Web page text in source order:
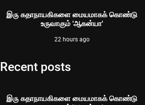
இரு கதாநாயகிகளை மையமாகக் கொண்டு
உருவாகும் 'ஆகன்யா'
22 hours ago
Recent posts
இரு கதாநாயகிகளை மையமாகக் கொண்டு